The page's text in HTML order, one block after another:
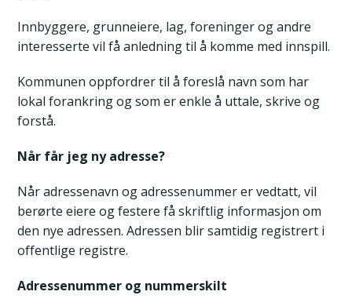
Innbyggere, grunneiere, lag, foreninger og andre
interesserte vil få anledning til å komme med innspill.
Kommunen oppfordrer til å foreslå navn som har
lokal forankring og som er enkle å uttale, skrive og
forstå.
Når får jeg ny adresse?
Når adressenavn og adressenummer er vedtatt, vil
berørte eiere og festere få skriftlig informasjon om
den nye adressen. Adressen blir samtidig registrert i
offentlige registre.
Adressenummer og nummerskilt